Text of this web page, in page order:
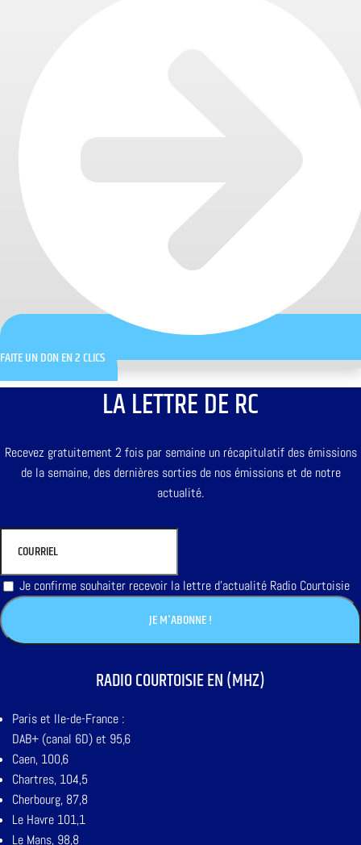
FAITE UN DON EN 2 CLICS
LA LETTRE DE RC
Recevez gratuitement 2 fois par semaine un récapitulatif des émissions
de la semaine, des dernières sorties de nos émissions et de notre
actualité.
Je confirme souhaiter recevoir la lettre d'actualité Radio Courtoisie
RADIO COURTOISIE EN (MHZ)
Paris et Ile-de-France :
DAB+ (canal 6D) et 95,6
Caen, 100,6
Chartres, 104,5
Cherbourg, 87,8
Le Havre 101,1
Le Mans, 98,8